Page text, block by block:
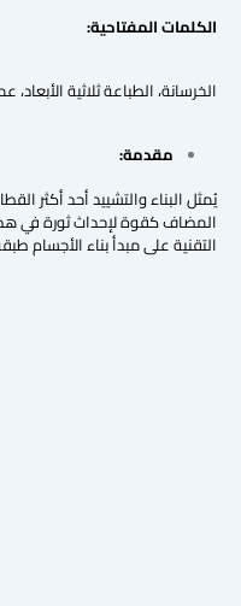
الكلمات المفتاحية:
الخرسانة، الطباعة ثلاثية الأبعاد،
مقدمة:
المضاف كقوة لإحداث ثورة في
التقنية على مبدأ بناء الأجسام